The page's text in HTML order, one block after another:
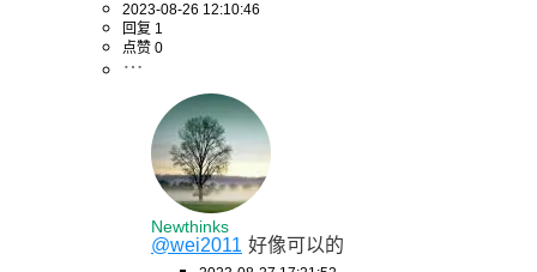
2023-08-26 12:10:46
回复 1
点赞 0
Newthinks
@wei2011 好像可以的